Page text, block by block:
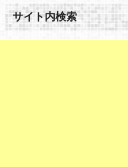
サイト内検索